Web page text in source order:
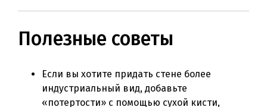
Полезные советы
Если вы хотите придать стене более
индустриальный вид, добавьте
«потертости» с помощью сухой кисти,